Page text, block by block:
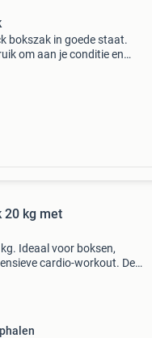
bokszak in goede staat.
om aan je conditie en
20 kg met
Ideaal voor boksen,
cardio-workout. De